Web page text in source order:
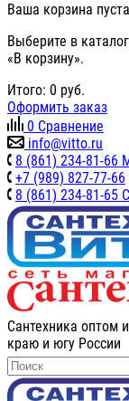
Ваша корзина пуста
Выберите в
«В корзину».
Итого: 0 руб.
Оформить заказ
0 Сравнение
info@vitto.ru
8 (861) 234-81-66
+7 (989) 827-77-66
8 (861) 234-81-65
Сантехника оптом
краю и югу России